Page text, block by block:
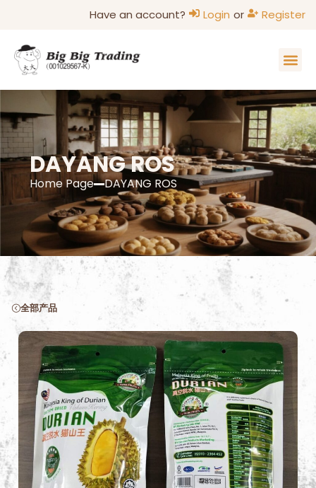
Have an account? Login or Register
DAYANG ROS
Home Page DAYANG ROS
全部产品